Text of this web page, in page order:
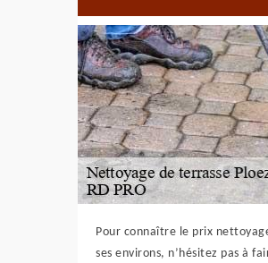
Pour connaître le prix
ses environs, n’hésitez pas à